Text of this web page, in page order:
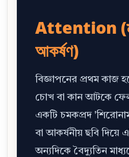
Attention
আকর্ষণ)
বিজ্ঞাপনের প্রথম কাজ
চোখ বা কান আটকে
একটি চমকপ্রদ
বা আকর্ষনীয় ছবি দিয়ে
অন্যদিকে বৈদ্যুতিন